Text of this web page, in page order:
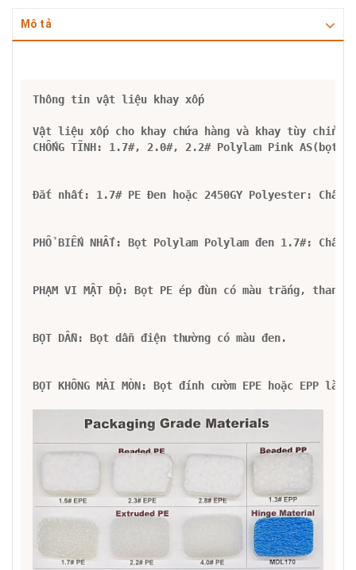
Mô tả
Thông tin vật liệu khay xốp
Vật liệu xốp cho khay chứa hàng và khay tùy chỉnh
CHỐNG TĨNH: 1.7#, 2.0#, 2.2# Polylam Pink
Đắt nhất: 1.7# PE Đen hoặc 2450GY Polyester:
PHỔ BIẾN NHẤT: Bọt Polylam Polylam đen 1.7#:
PHẠM VI MẬT ĐỘ: Bọt PE ép đùn có màu trắng,
BỌT DẪN: Bọt dẫn điện thường có màu đen.
BỌT KHÔNG MÀI MÒN: Bọt đính cườm EPE hoặc